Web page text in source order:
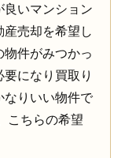
いマンション
売却を希望し
件がみつかっ
になり買取り
なりいい物件で
こちらの希望